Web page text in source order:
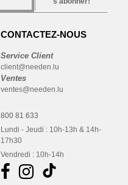
CONTACTEZ-NOUS
Service Client
client@needen.lu
Ventes
ventes@needen.lu
800 81 633
Lundi - Jeudi : 10h-13h & 14h-
17h30
Vendredi : 10h-14h